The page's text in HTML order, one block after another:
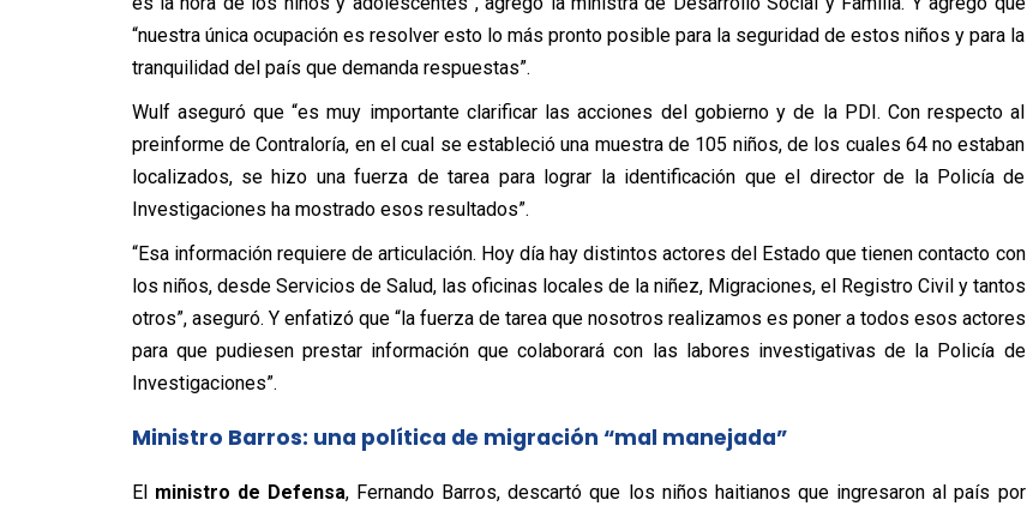
“nuestra única ocupación es resolver esto lo más pronto posible para la seguridad de estos niños y para la
tranquilidad del país que demanda respuestas”.
Wulf aseguró que “es muy importante clarificar las acciones del gobierno y de la PDI. Con respecto al
preinforme de Contraloría, en el cual se estableció una muestra de 105 niños, de los cuales 64 no estaban
localizados, se hizo una fuerza de tarea para lograr la identificación que el director de la Policía de
Investigaciones ha mostrado esos resultados”.
“Esa información requiere de articulación. Hoy día hay distintos actores del Estado que tienen contacto con
los niños, desde Servicios de Salud, las oficinas locales de la niñez, Migraciones, el Registro Civil y tantos
otros”, aseguró. Y enfatizó que “la fuerza de tarea que nosotros realizamos es poner a todos esos actores
para que pudiesen prestar información que colaborará con las labores investigativas de la Policía de
Investigaciones”.
Ministro Barros: una política de migración “mal manejada”
El ministro de Defensa, Fernando Barros, descartó que los niños haitianos que ingresaron al país por